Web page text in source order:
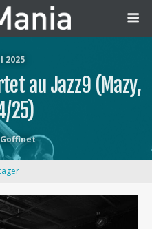
2025
au Jazz9 (Mazy,
25)